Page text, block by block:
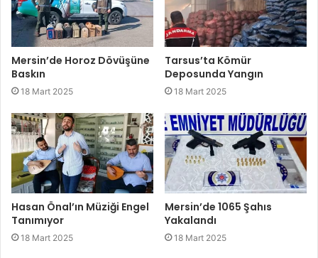
Mersin’de Horoz Dövüşüne
Baskın
18 Mart 2025
Tarsus’ta Kömür
Deposunda Yangın
18 Mart 2025
Hasan Önal’ın Müziği Engel
Tanımıyor
18 Mart 2025
Mersin’de 1065 Şahıs
Yakalandı
18 Mart 2025